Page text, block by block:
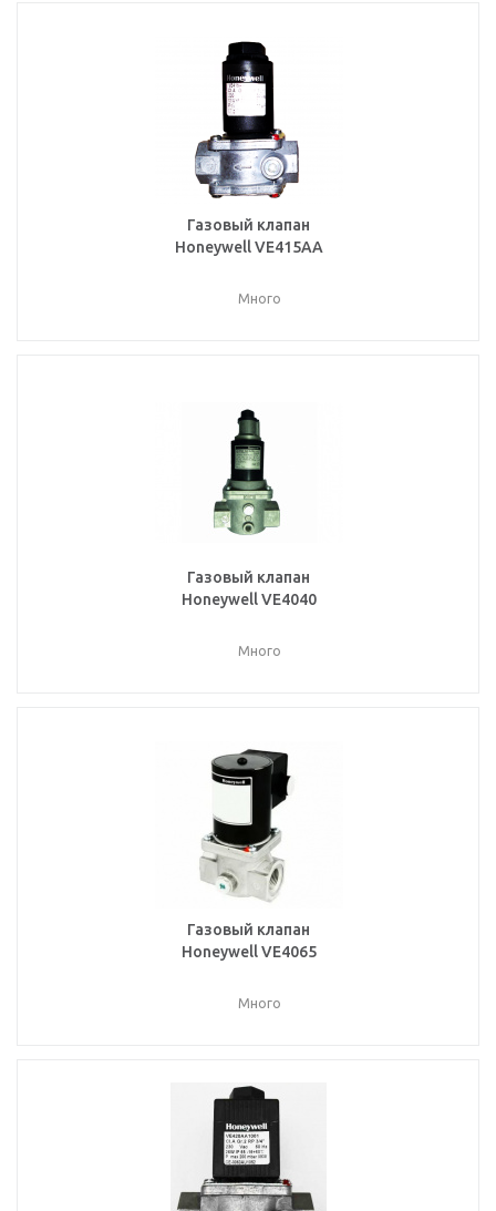
Газовый клапан
Honeywell VE415AA
Много
Газовый клапан
Honeywell VE4040
Много
Газовый клапан
Honeywell VE4065
Много